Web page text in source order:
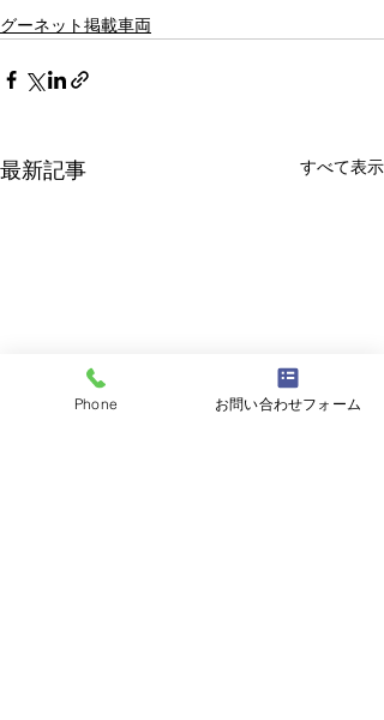
グーネット掲載車両
最新記事 すべて表示
Phone お問い合わせフォーム